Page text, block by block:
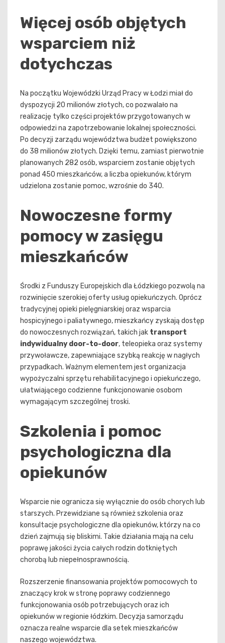
Więcej osób objętych
wsparciem niż
dotychczas
Na początku Wojewódzki Urząd Pracy w Łodzi miał do
dyspozycji 20 milionów złotych, co pozwalało na
realizację tylko części projektów przygotowanych w
odpowiedzi na zapotrzebowanie lokalnej społeczności.
Po decyzji zarządu województwa budżet powiększono
do 38 milionów złotych. Dzięki temu, zamiast pierwotnie
planowanych 282 osób, wsparciem zostanie objętych
ponad 450 mieszkańców, a liczba opiekunów, którym
udzielona zostanie pomoc, wzrośnie do 340.
Nowoczesne formy
pomocy w zasięgu
mieszkańców
Środki z Funduszy Europejskich dla Łódzkiego pozwolą na
rozwinięcie szerokiej oferty usług opiekuńczych. Oprócz
tradycyjnej opieki pielęgniarskiej oraz wsparcia
hospicyjnego i paliatywnego, mieszkańcy zyskają dostęp
do nowoczesnych rozwiązań, takich jak transport
indywidualny door-to-door, teleopieka oraz systemy
przywoławcze, zapewniające szybką reakcję w nagłych
przypadkach. Ważnym elementem jest organizacja
wypożyczalni sprzętu rehabilitacyjnego i opiekuńczego,
ułatwiającego codzienne funkcjonowanie osobom
wymagającym szczególnej troski.
Szkolenia i pomoc
psychologiczna dla
opiekunów
Wsparcie nie ogranicza się wyłącznie do osób chorych lub
starszych. Przewidziane są również szkolenia oraz
konsultacje psychologiczne dla opiekunów, którzy na co
dzień zajmują się bliskimi. Takie działania mają na celu
poprawę jakości życia całych rodzin dotkniętych
chorobą lub niepełnosprawnością.
Rozszerzenie finansowania projektów pomocowych to
znaczący krok w stronę poprawy codziennego
funkcjonowania osób potrzebujących oraz ich
opiekunów w regionie łódzkim. Decyzja samorządu
oznacza realne wsparcie dla setek mieszkańców
naszego województwa.